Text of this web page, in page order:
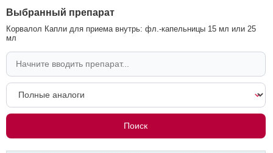
Выбранный препарат
Корвалол Капли для приема внутрь: фл.-капельницы 15 мл или 25
мл